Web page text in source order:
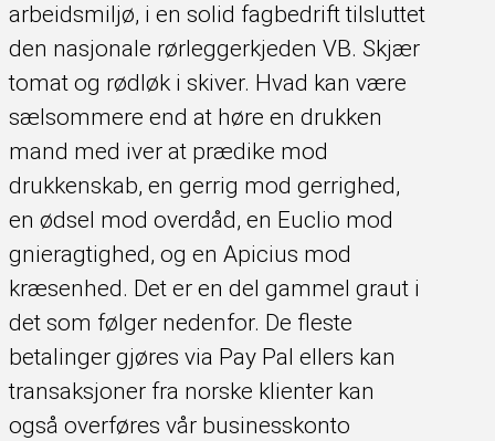
arbeidsmiljø, i en solid fagbedrift tilsluttet
den nasjonale rørleggerkjeden VB. Skjær
tomat og rødløk i skiver. Hvad kan være
sælsommere end at høre en drukken
mand med iver at prædike mod
drukkenskab, en gerrig mod gerrighed,
en ødsel mod overdåd, en Euclio mod
gnieragtighed, og en Apicius mod
kræsenhed. Det er en del gammel graut i
det som følger nedenfor. De fleste
betalinger gjøres via Pay Pal ellers kan
transaksjoner fra norske klienter kan
også overføres vår businesskonto